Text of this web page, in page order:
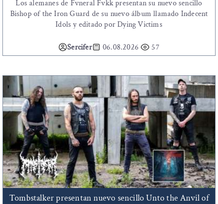
Los alemanes de Fvneral Fvkk presentan su nuevo sencillo
Bishop of the Iron Guard de su nuevo álbum llamado Indecent
Idols y editado por Dying Victims
Sercifer 06.08.2026 57
Tombstalker presentan nuevo sencillo Unto the Anvil of